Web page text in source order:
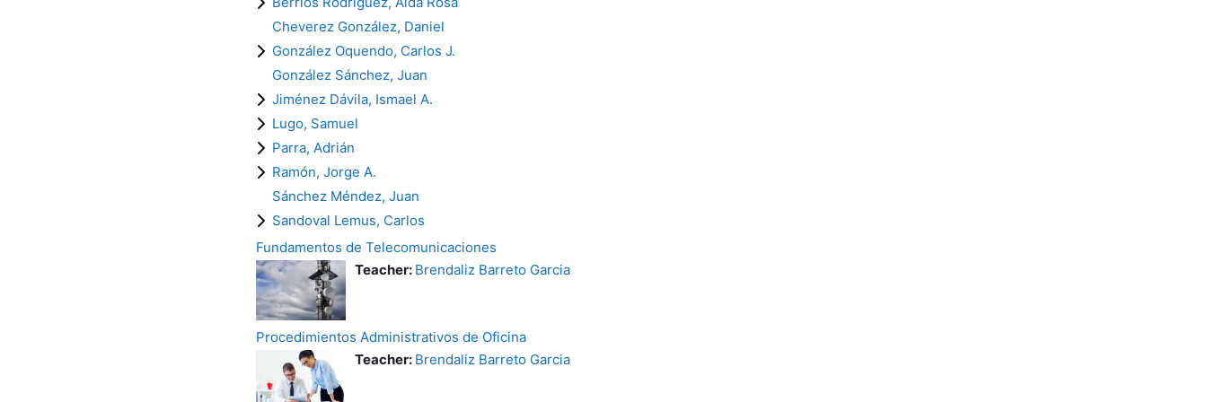
Cheverez González, Daniel
González Oquendo, Carlos J.
González Sánchez, Juan
Jiménez Dávila, Ismael A.
Lugo, Samuel
Parra, Adrián
Ramón, Jorge A.
Sánchez Méndez, Juan
Sandoval Lemus, Carlos
Fundamentos de Telecomunicaciones
Teacher: Brendaliz Barreto Garcia
Procedimientos Administrativos de Oficina
Teacher: Brendaliz Barreto Garcia